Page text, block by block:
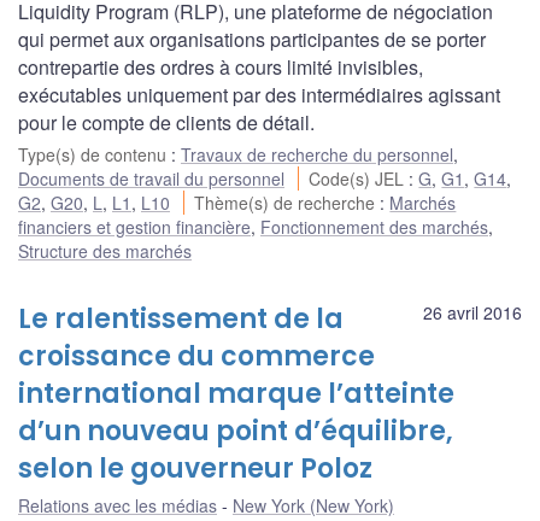
Liquidity Program (RLP), une plateforme de négociation
qui permet aux organisations participantes de se porter
contrepartie des ordres à cours limité invisibles,
exécutables uniquement par des intermédiaires agissant
pour le compte de clients de détail.
Type(s) de contenu : Travaux de recherche du personnel,
Documents de travail du personnel
Code(s) JEL :G,G1 ,G14,
G2, G20, L , L1 , L10 Thème(s) de recherche : Marchés
financiers et gestion financière, Fonctionnement des marchés,
Structure des marchés
26 avril 2016
Le ralentissement de la
croissance du commerce
international marque l’atteinte
d’un nouveau point d’équilibre,
selon le gouverneur Poloz
Relations avec les médias New York (New York)